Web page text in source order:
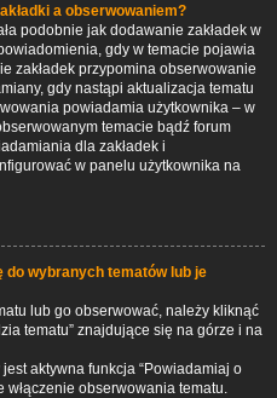
a obserwowaniem?
podobnie jak dodawanie zakładek w
gdy w temacie pojawia
zakładek przypomina obserwowanie
gdy nastąpi aktualizacja tematu
powiadamia użytkownika – w
temacie bądź forum
dla zakładek i
w panelu użytkownika na
do wybranych tematów lub je
lub go obserwować, należy kliknąć
tematu” znajdujące się na górze i na
aktywna funkcja “Powiadamiaj o
obserwowania tematu.